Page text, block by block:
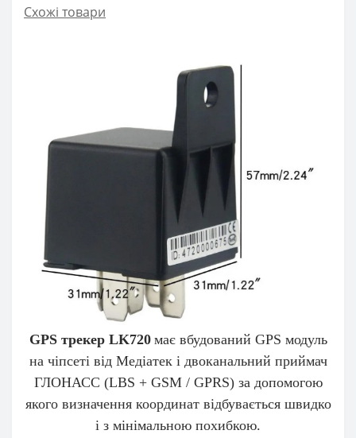
Схожі товари
GPS трекер LK720 має вбудований GPS модуль
на чіпсеті від Медіатек і двоканальний приймач
ГЛОНАСС (LBS + GSM / GPRS) за допомогою
якого визначення координат відбувається швидко
і з мінімальною похибкою.